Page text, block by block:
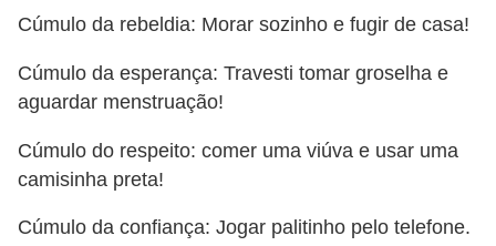
Cúmulo da rebeldia: Morar sozinho e fugir de casa!
Cúmulo da esperança: Travesti tomar groselha e
aguardar menstruação!
Cúmulo do respeito: comer uma viúva e usar uma
camisinha preta!
Cúmulo da confiança: Jogar palitinho pelo telefone.